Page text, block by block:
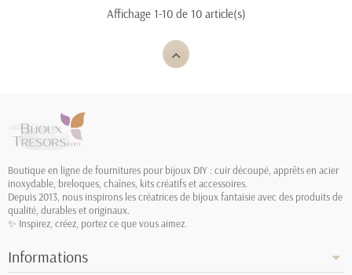
Affichage 1-10 de 10 article(s)
Boutique en ligne de fournitures pour bijoux DIY : cuir découpé, apprêts en acier
inoxydable, breloques, chaînes, kits créatifs et accessoires.
Depuis 2013, nous inspirons les créatrices de bijoux fantaisie avec des produits de
qualité, durables et originaux.
✨ Inspirez, créez, portez ce que vous aimez.
Informations